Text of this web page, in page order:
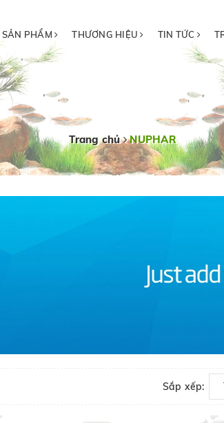
SẢN PHẨM THƯƠNG HIỆU TIN TỨC
Trang chủ NUPHAR
Sắp xếp: